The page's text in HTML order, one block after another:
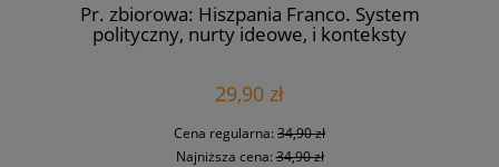
Pr. zbiorowa: Hiszpania Franco. System
polityczny, nurty ideowe, i konteksty
frankizmu
29,90 zł
Cena regularna: 34,90 zł
Najniższa cena:34,90 zł